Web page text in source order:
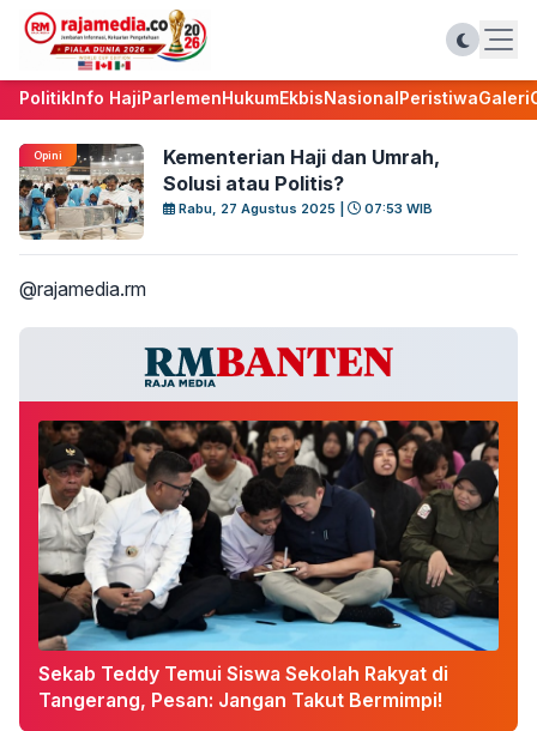
PolitikInfo HajiParlemenHukumEkbisNasionalPeristiwaGaleri
Opini
Kementerian Haji dan Umrah,
Solusi atau Politis?
Rabu, 27 Agustus 2025 | 07:53 WIB
@rajamedia.rm
Sekab Teddy Temui Siswa Sekolah Rakyat di
Tangerang, Pesan: Jangan Takut Bermimpi!